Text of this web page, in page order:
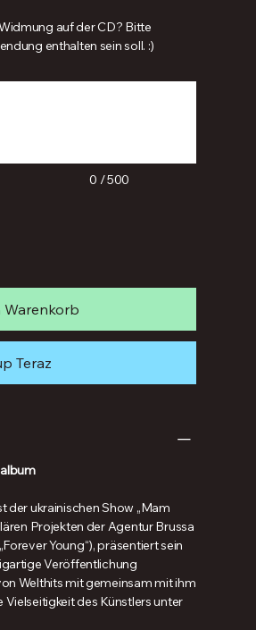
auf der CD? Bitte
enthalten sein soll. :)
0 / 500
Warenkorb
Teraz
der ukrainischen Show „Mam
Projekten der Agentur Brussa
Young“), präsentiert sein
Veröffentlichung
Welthits mit gemeinsam mit ihm
des Künstlers unter